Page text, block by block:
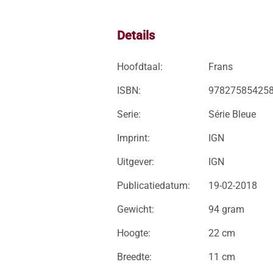
Details
Hoofdtaal: Frans
ISBN:
Serie: Série Bleue
Imprint: IGN
Uitgever: IGN
Publicatiedatum: 19-02-2018
Gewicht: 94 gram
Hoogte: 22 cm
Breedte: 11 cm